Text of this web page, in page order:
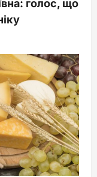
голос, що